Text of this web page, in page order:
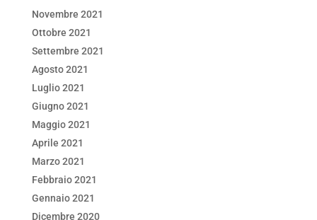
Novembre 2021
Ottobre 2021
Settembre 2021
Agosto 2021
Luglio 2021
Giugno 2021
Maggio 2021
Aprile 2021
Marzo 2021
Febbraio 2021
Gennaio 2021
Dicembre 2020